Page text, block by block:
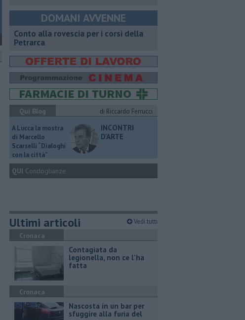
DOMANI AVVENNE
​Conto alla rovescia per i corsi della
Petrarca
Qui Blog
di Riccardo Ferrucci
A Lucca la mostra
di Marcello
Scarselli “Dialoghi
con la città"
INCONTRI
D'ARTE
QUI Condoglianze
Ultimi articoli Vedi tutti
Cronaca
Contagiata da
legionella, non ce l'ha
fatta
Cronaca
Nascosta in un bar per
sfuggire alla furia del